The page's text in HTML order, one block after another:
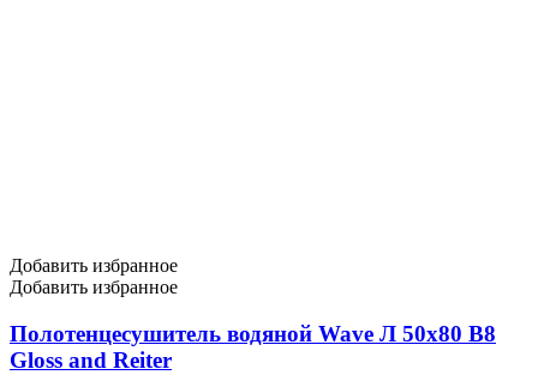
Добавить избранное
Добавить избранное
Полотенцесушитель водяной Wave Л 50х80 В8
Gloss and Reiter